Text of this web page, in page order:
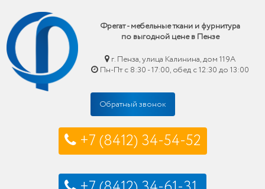
Фрегат - мебельные ткани и фурнитура
по выгодной цене в Пензе
г. Пенза, улица Калинина, дом 119А
Пн-Пт с 8:30 - 17:00, обед с 12:30 до 13:00
Обратный звонок
+7 (8412) 34-54-52